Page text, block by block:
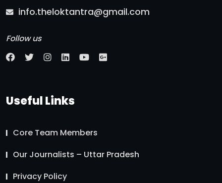
info.theloktantra@gmail.com
Follow us
Useful Links
Core Team Members
Our Journalists – Uttar Pradesh
Privacy Policy